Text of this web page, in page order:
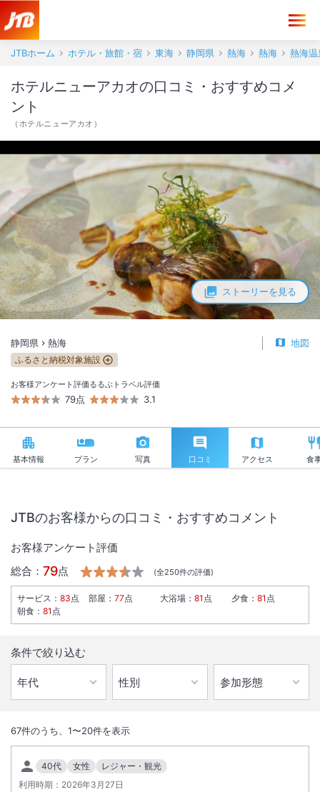
JTBホーム ホテル・旅館・宿 東海 静岡県 熱海 熱海 熱海
ストーリーを見る
ホテルニューアカオの口コミ・おすすめコメ
ント
（ ホテルニューアカオ ）
静岡県 熱海 地図
ふるさと納税対象施設
お客様アンケート評価
79点
るるぶトラベル評価
3.1
基本情報 プラン 写真 口コミ アクセス 食
景勝地錦ヶ浦岬の高台に建つ南仏風のリゾートホテル。全室オーシャン
ビューの客室からは初島・大島が一望できます。
JTBのお客様からの口コミ・おすすめコメント
お客様アンケート評価
総合： 79点 (全250件の評価)
サービス ： 83点 部屋 ： 77点 大浴場 ： 81 点 夕食 ： 81 点
朝食 ： 81 点
条件で絞り込む
67件のうち、 1〜20件を表示
40代 女性
レジャー・観光
利用時期： 2026年3月27日